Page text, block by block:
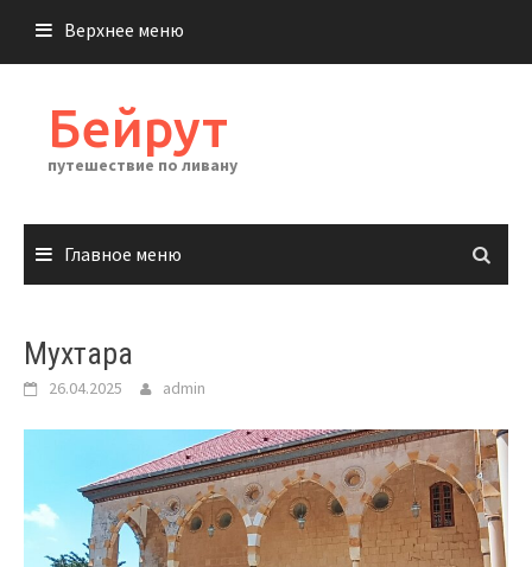
содержимому
Верхнее меню
Бейрут
путешествие по ливану
Главное меню
Мухтара
26.04.2025 admin